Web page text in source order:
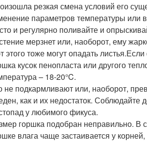
резкая смена условий его
параметров температуры или
и регулярно поливайте и
мерзнет или, наоборот, ему
этого тоже могут опадать
кусок пенопласта или другого
– 18-20°C.
не подкармливают или, наоборот,
как и их недостаток. Соблюдайте
у любимого фикуса.
горшка подобран неправильно. В
влага чаще застаивается у